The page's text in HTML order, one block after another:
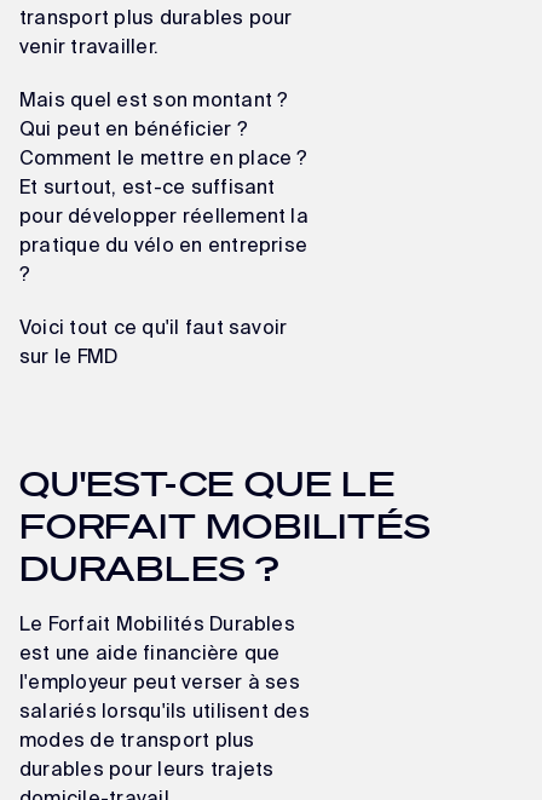
transport plus durables pour
venir travailler.
Mais quel est son montant ?
Qui peut en bénéficier ?
Comment le mettre en place ?
Et surtout, est-ce suffisant
pour développer réellement la
pratique du vélo en entreprise
?
Voici tout ce qu'il faut savoir
sur le FMD
QU'EST-CE QUE LE
FORFAIT MOBILITÉS
DURABLES ?
Le Forfait Mobilités Durables
est une aide financière que
l'employeur peut verser à ses
salariés lorsqu'ils utilisent des
modes de transport plus
durables pour leurs trajets